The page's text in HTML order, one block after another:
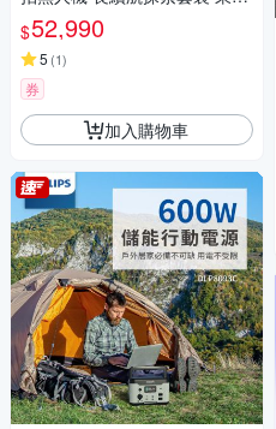
代理公司貨
$52,990
5 (1)
券
加入購物車